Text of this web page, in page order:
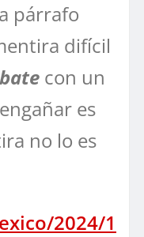
párrafo
difícil
con un
es
no lo es
2024/1